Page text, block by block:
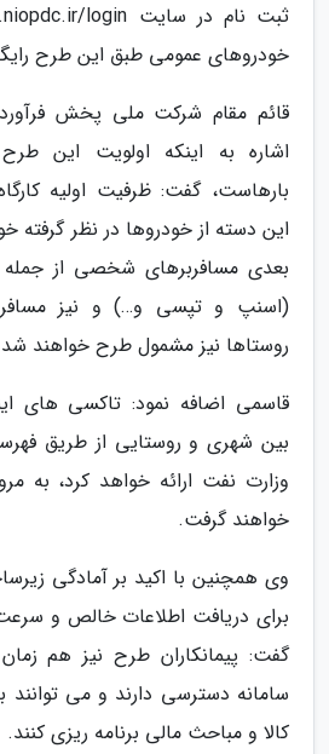
خودروهای عمومی طبق این طرح
قائم مقام شرکت ملی پخش
اشاره به اینکه اولویت این
بارهاست، گفت: ظرفیت اولیه
این دسته از خودروها در نظر گرفته
بعدی مسافربرهای شخصی از جمله
(اسنپ و تپسی و…) و نیز
روستاها نیز مشمول طرح خواهند
قاسمی اضافه نمود: تاکسی های
بین شهری و روستایی از طریق
وزارت نفت ارائه خواهد کرد، به
خواهند گرفت.
وی همچنین با اکید بر آمادگی
برای دریافت اطلاعات خالص و
گفت: پیمانکاران طرح نیز هم
سامانه دسترسی دارند و می توانند
کالا و مباحث مالی برنامه ریزی کنند.